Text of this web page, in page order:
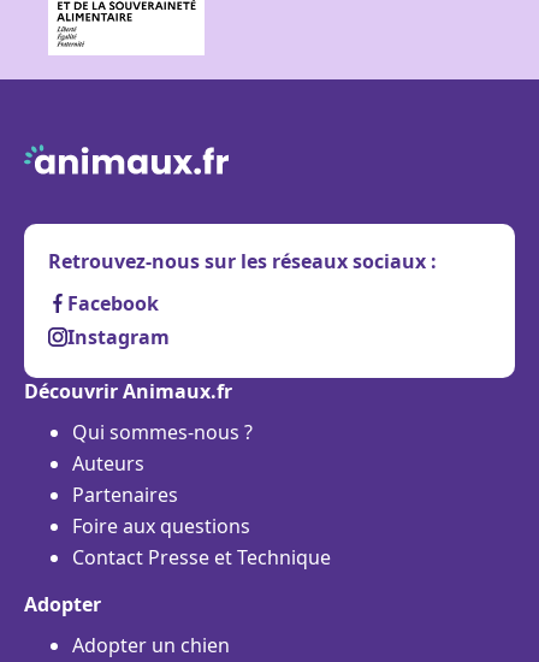
Retrouvez-nous sur les réseaux sociaux :
Facebook
Instagram
Découvrir Animaux.fr
Qui sommes-nous ?
Auteurs
Partenaires
Foire aux questions
Contact Presse et Technique
Adopter
Adopter un chien